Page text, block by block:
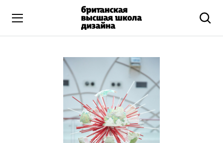
Искусство и дизайн
Подготовительные курсы
Бизнес и маркетинг
Все программы